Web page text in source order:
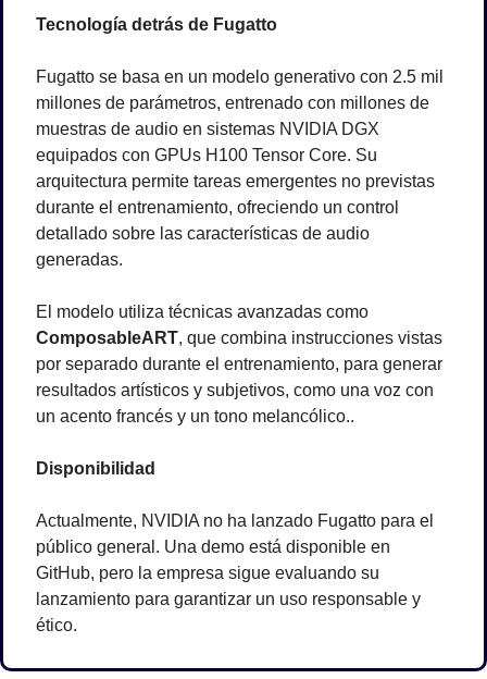
Tecnología detrás de Fugatto
Fugatto se basa en un modelo generativo con 2.5 mil
millones de parámetros, entrenado con millones de
muestras de audio en sistemas NVIDIA DGX
equipados con GPUs H100 Tensor Core. Su
arquitectura permite tareas emergentes no previstas
durante el entrenamiento, ofreciendo un control
detallado sobre las características de audio
generadas.
ComposableART, que combina instrucciones vistas
por separado durante el entrenamiento, para generar
resultados artísticos y subjetivos, como una voz con
un acento francés y un tono melancólico..
Disponibilidad
Actualmente, NVIDIA no ha lanzado Fugatto para el
público general. Una demo está disponible en
GitHub, pero la empresa sigue evaluando su
lanzamiento para garantizar un uso responsable y
ético.